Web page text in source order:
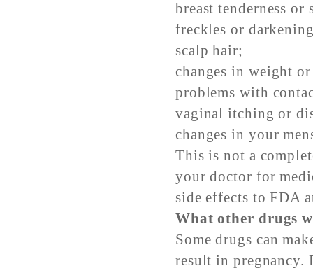
breast tenderness
freckles or
scalp hair;
changes in weight
problems with
vaginal itching or
changes in your
This is not a
your doctor for
side effects to FDA
What other drugs
Some drugs can
result in